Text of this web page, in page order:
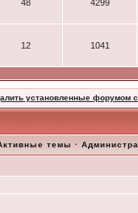
48 4299
12 1041
установленные форумом
темы ·